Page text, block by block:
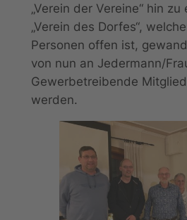
„Verein der Vereine“ hin
„Verein des Dorfes“,
Personen offen ist,
von nun an Jedermann/
Gewerbetreibende
werden.